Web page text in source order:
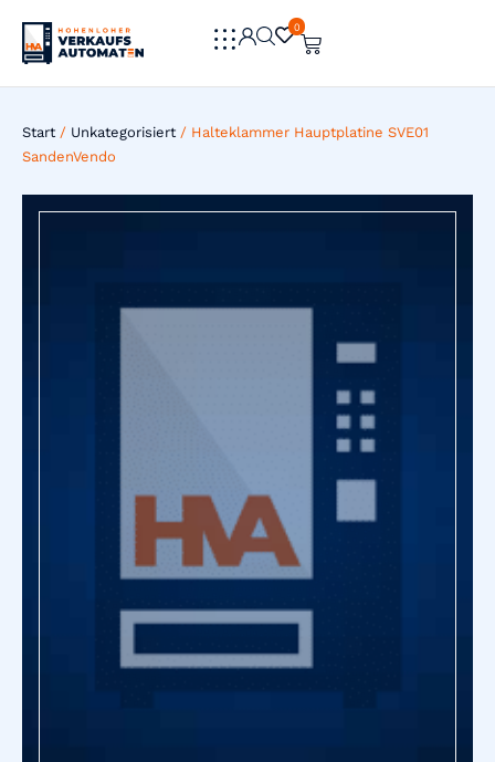
0
0
Start / Unkategorisiert / Halteklammer Hauptplatine SVE01
SandenVendo